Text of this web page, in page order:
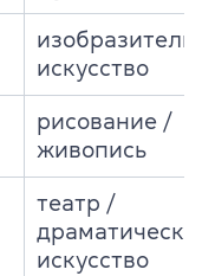
искусство
рисование /
живопись
театр /
искусство